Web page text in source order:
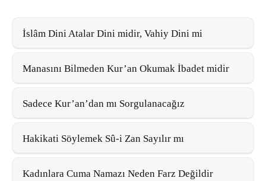
İslâm Dini Atalar Dini midir, Vahiy Dini mi
Manasını Bilmeden Kur’an Okumak İbadet midir
Sadece Kur’an’dan mı Sorgulanacağız
Hakikati Söylemek Sû-i Zan Sayılır mı
Kadınlara Cuma Namazı Neden Farz Değildir